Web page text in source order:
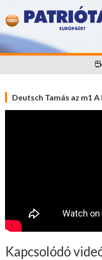
Deutsch Tamás az m1
Kapcsolódó